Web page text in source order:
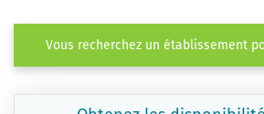
Vous recherchez un établissement